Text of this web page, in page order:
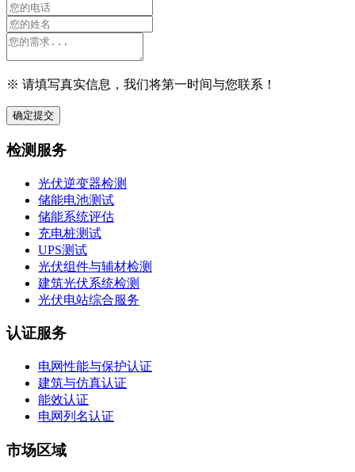
※ 请填写真实信息，我们将第一时间与您联系！
确定提交
检测服务
光伏逆变器检测
储能电池测试
储能系统评估
充电桩测试
UPS测试
光伏组件与辅材检测
建筑光伏系统检测
光伏电站综合服务
认证服务
电网性能与保护认证
建筑与仿真认证
能效认证
电网列名认证
市场区域